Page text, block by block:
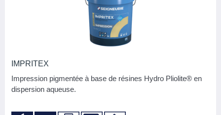
IMPRITEX
Impression pigmentée à base de résines Hydro Pliolite® en
dispersion aqueuse.